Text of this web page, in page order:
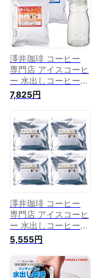
澤井珈琲 コーヒー
専門店 アイスコーヒ
ー 水出しコーヒー
金と銀の 水出し珈琲
パック 10袋×2セッ
10 / ルナブレンド ×
10) 水出しポット
FP-7-TW付き
7,825円
澤井珈琲 コーヒー
専門店 アイスコーヒ
ー 水出しコーヒー
水出し珈琲パック 1
袋10パック入り×4
セット
5,555円